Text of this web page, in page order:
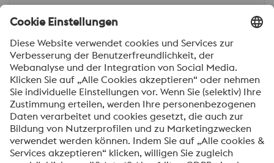
Nachricht*
Ich möchte über voestalpine Neuigkeiten
automatisch informiert werden.